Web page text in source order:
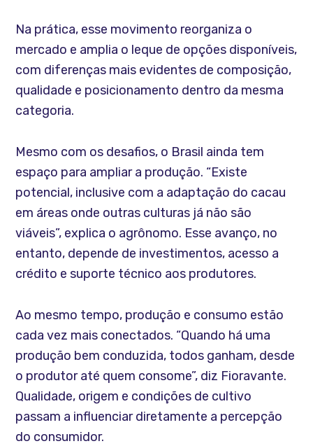
Na prática, esse movimento reorganiza o
mercado e amplia o leque de opções disponíveis,
com diferenças mais evidentes de composição,
qualidade e posicionamento dentro da mesma
categoria.
Mesmo com os desafios, o Brasil ainda tem
espaço para ampliar a produção. “Existe
potencial, inclusive com a adaptação do cacau
em áreas onde outras culturas já não são
viáveis”, explica o agrônomo. Esse avanço, no
entanto, depende de investimentos, acesso a
crédito e suporte técnico aos produtores.
Ao mesmo tempo, produção e consumo estão
cada vez mais conectados. “Quando há uma
produção bem conduzida, todos ganham, desde
o produtor até quem consome”, diz Fioravante.
Qualidade, origem e condições de cultivo
passam a influenciar diretamente a percepção
do consumidor.